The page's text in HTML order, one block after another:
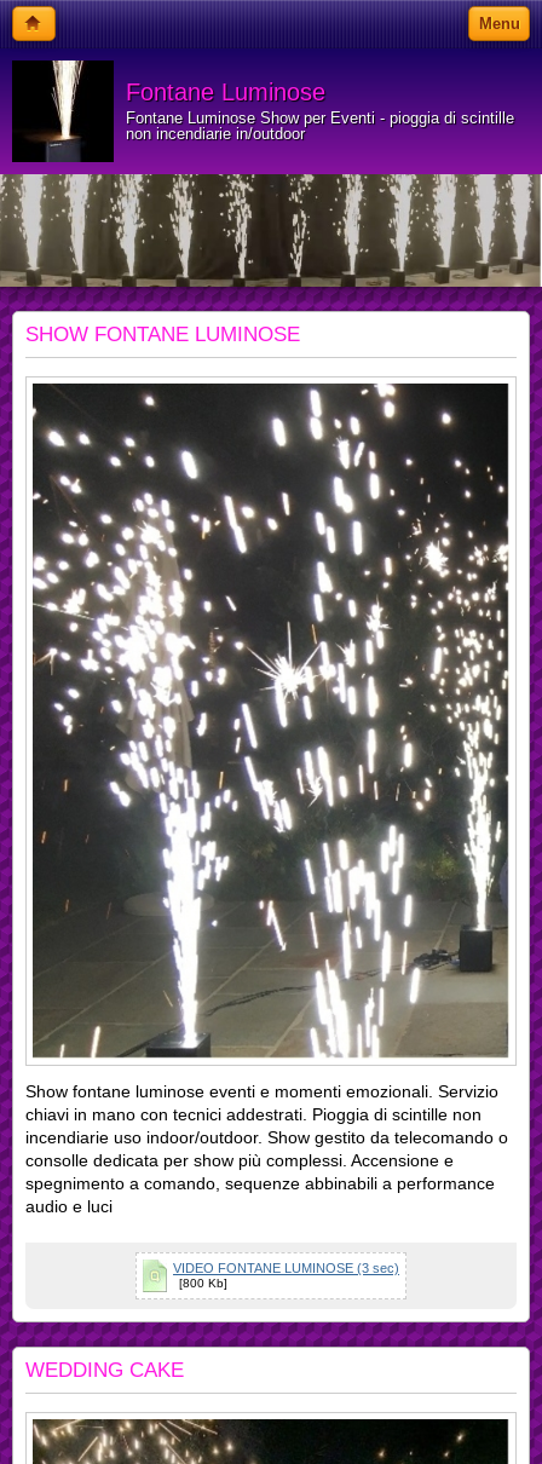
Menu
Fontane Luminose
Fontane Luminose Show per Eventi - pioggia di scintille
non incendiarie in/outdoor
SHOW FONTANE LUMINOSE
Show fontane luminose eventi e momenti emozionali. Servizio
chiavi in mano con tecnici addestrati. Pioggia di scintille non
incendiarie uso indoor/outdoor. Show gestito da telecomando o
consolle dedicata per show più complessi. Accensione e
spegnimento a comando, sequenze abbinabili a performance
audio e luci
VIDEO FONTANE LUMINOSE (3 sec)
[800 Kb]
WEDDING CAKE